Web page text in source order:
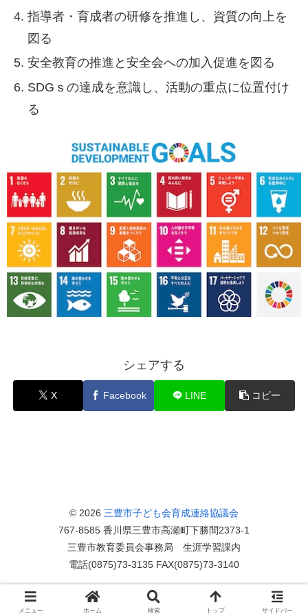
指導者・育成者の研修を推進し、資質の向上を
図る
安全教育の推進と安全会への加入促進を図る
SDGｓの達成を意識し、活動の重点に位置付け
る
シェアする
X Facebook LINE コピー
© 2026 三豊市子ども会育成連絡協議会
767-8585 香川県三豊市高瀬町下勝間2373-1
三豊市教育委員会事務局 生涯学習課内
電話(0875)73-3135 FAX(0875)73-3140
メニュー ホーム 検索 トップ サイドバー